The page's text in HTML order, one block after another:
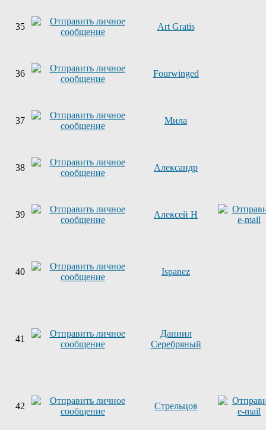
35 Art Gratis
36 Fourwinged
37 Мила
38 Александр
39 Алексей Н
40 Ispanez
41
Даниил
Серебряный
42 Стрельцов